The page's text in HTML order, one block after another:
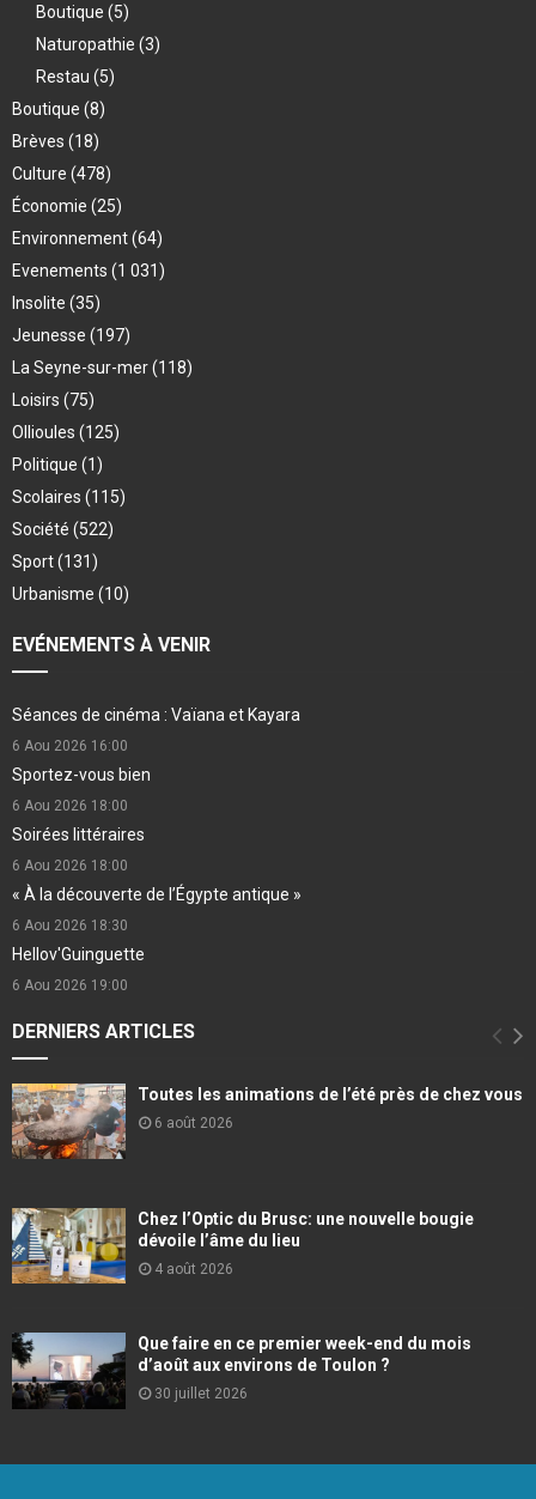
Boutique (5)
Naturopathie (3)
Restau (5)
Boutique (8)
Brèves (18)
Culture (478)
Économie (25)
Environnement(64)
Evenements (1 031)
Insolite (35)
Jeunesse (197)
La Seyne-sur-mer(118)
Loisirs (75)
Ollioules (125)
Politique (1)
Scolaires (115)
Société (522)
Sport(131)
Urbanisme (10)
EVÉNEMENTS À VENIR
Séances de cinéma : Vaïana et Kayara
6 Aou 2026 16:00
Sportez-vous bien
6 Aou 2026 18:00
Soirées littéraires
6 Aou 2026 18:00
« À la découverte de l’Égypte antique »
6 Aou 2026 18:30
Hellov'Guinguette
6 Aou 2026 19:00
DERNIERS ARTICLES
Toutes les animations de l’été près de chez vous
6 août 2026
Chez l’Optic du Brusc: une nouvelle bougie
dévoile l’âme du lieu
4 août 2026
Que faire en ce premier week-end du mois
d’août aux environs de Toulon ?
30 juillet 2026